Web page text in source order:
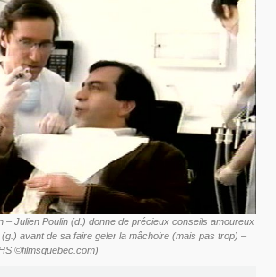
– Julien Poulin (d.) donne de précieux conseils amoureux
avant de sa faire geler la mâchoire (mais pas trop) –
©filmsquebec.com)